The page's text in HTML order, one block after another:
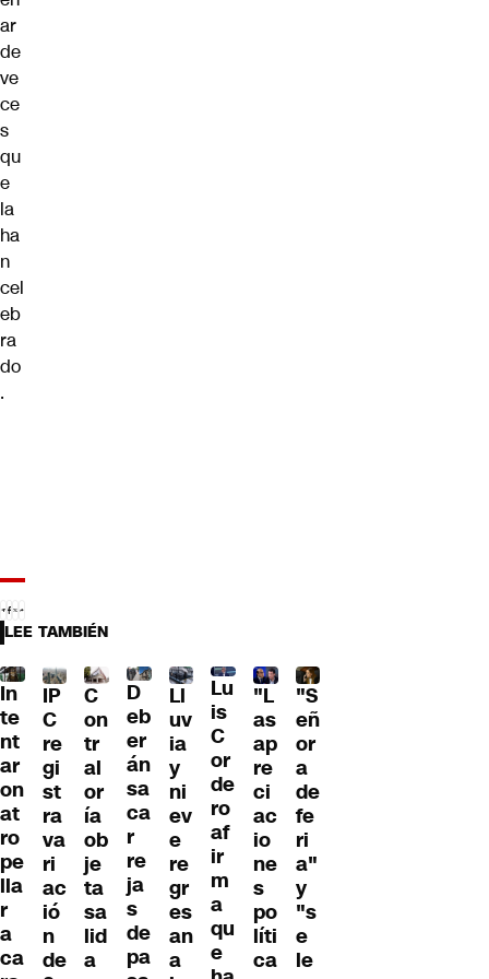
ar
de
ve
ce
s
qu
e
la
ha
n
cel
eb
ra
do
.
LEE TAMBIÉN
In
te
nt
ar
on
at
ro
pe
lla
r
a
ca
IP
C
re
gi
st
ra
va
ri
ac
ió
n
de
C
on
tr
al
or
ía
ob
je
ta
sa
lid
a
D
eb
er
án
sa
ca
r
re
ja
s
de
pa
Ll
uv
ia
y
ni
ev
e
re
gr
es
an
a
Lu
is
C
or
de
ro
af
ir
m
a
qu
e
"L
as
ap
re
ci
ac
io
ne
s
po
líti
ca
"S
eñ
or
a
de
fe
ri
a"
y
"s
e
le